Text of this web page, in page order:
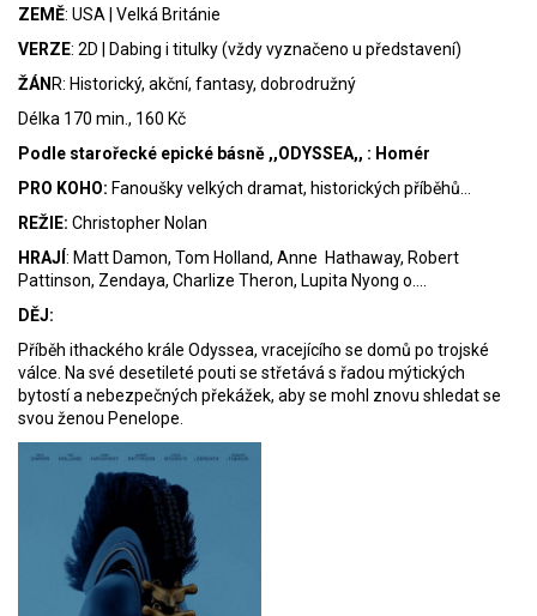
ZEMĚ: USA | Velká Británie
VERZE: 2D | Dabing i titulky (vždy vyznačeno u představení)
ŽÁN R: Historický, akční, fantasy, dobrodružný
Délka 170 min., 160 Kč
Podle starořecké epické básně ,,ODYSSEA,, : Homér
PRO KOHO: Fanoušky velkých dramat, historických příběhů...
REŽIE: Christopher Nolan
HRAJÍ : Matt Damon, Tom Holland, Anne Hathaway, Robert
Pattinson, Zendaya, Charlize Theron, Lupita Nyong o....
DĚJ:
Příběh ithackého krále Odyssea, vracejícího se domů po trojské
válce. Na své desetileté pouti se střetává s řadou mýtických
bytostí a nebezpečných překážek, aby se mohl znovu shledat se
svou ženou Penelope.